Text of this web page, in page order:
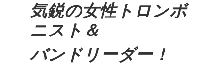
気鋭の女性トロンボ
ニスト＆
バンドリーダー！